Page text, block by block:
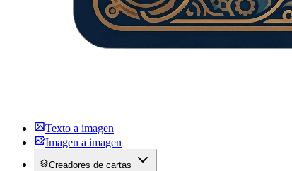
Texto a imagen
Imagen a imagen
Creadores de cartas